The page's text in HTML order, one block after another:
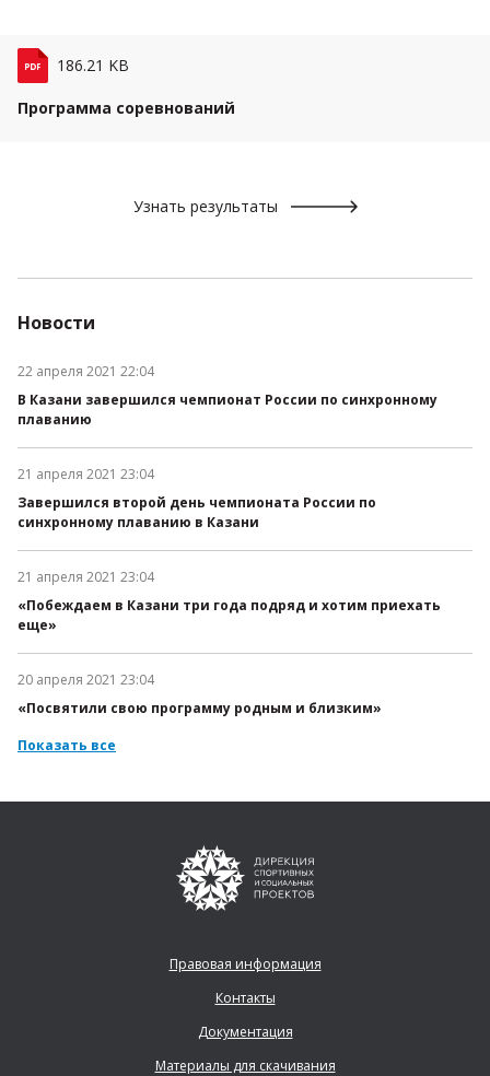
Файл: pdf. Размер
186.21 KB
Программа соревнований
Узнать результаты
Новости
Дата публикации:
22 апреля 2021 22:04
В Казани завершился чемпионат России по синхронному
плаванию
Дата публикации:
21 апреля 2021 23:04
Завершился второй день чемпионата России по
синхронному плаванию в Казани
Дата публикации:
21 апреля 2021 23:04
«Побеждаем в Казани три года подряд и хотим приехать
еще»
Дата публикации:
20 апреля 2021 23:04
«Посвятили свою программу родным и близким»
Показать все
Правовая информация
Контакты
Документация
Материалы для скачивания